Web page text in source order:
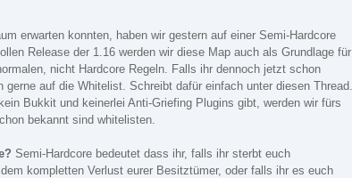
erwarten konnten, haben wir gestern auf einer Semi-Hardcore
Release der 1.16 werden wir diese Map auch als Grundlage für
nicht Hardcore Regeln. Falls ihr dennoch jetzt schon
auf die Whitelist. Schreibt dafür einfach unter diesen Thread.
Bukkit und keinerlei Anti-Griefing Plugins gibt, werden wir fürs
bekannt sind whitelisten.
Semi-Hardcore bedeutet dass ihr, falls ihr sterbt euch
kompletten Verlust eurer Besitztümer, oder falls ihr es euch